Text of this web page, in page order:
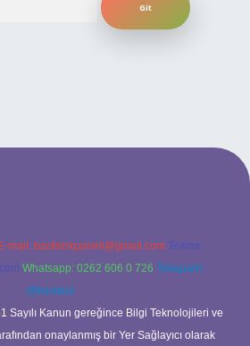
E-mail: backlinkpaneli@gmail.com Teams:
Whatsapp: 0262 606 0 726 Telegram:
@karabul
Sayılı Kanun gereğince Bilgi Teknolojileri ve
onaylanmış bir Yer Sağlayıcı olarak